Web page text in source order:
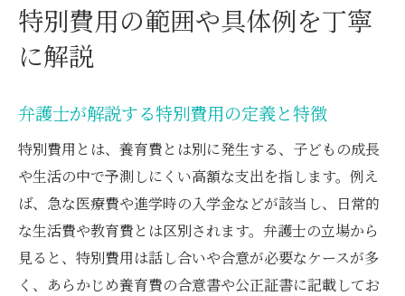
特別費用の範囲や具体例を丁寧
に解説
弁護士が解説する特別費用の定義と特徴
特別費用とは、養育費とは別に発生する、子どもの成長
や生活の中で予測しにくい高額な支出を指します。例え
ば、急な医療費や進学時の入学金などが該当し、日常的
な生活費や教育費とは区別されます。弁護士の立場から
見ると、特別費用は話し合いや合意が必要なケースが多
く、あらかじめ養育費の合意書や公正証書に記載してお